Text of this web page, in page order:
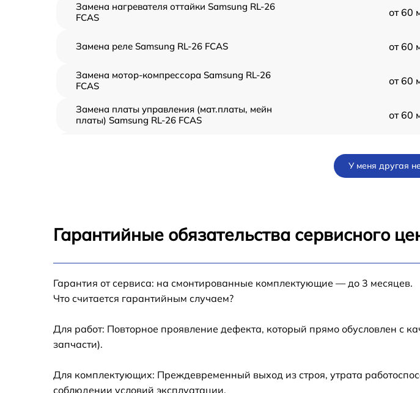
Замена нагревателя оттайки Samsung RL-26
FCAS
от 60
Замена реле Samsung RL-26 FCAS от 60
Замена мотор-компрессора Samsung RL-26
FCAS
от 60
Замена платы управления (мат.платы, мейн
платы) Samsung RL-26 FCAS
от 60
Замена электросхемы Samsung RL-26 FCAS от 60
Устранение засора трубопровода Samsung
Ремонт датчика морозильного отделения
У меня другая
Гарантийные обязательства сервисного
Гарантия от сервиса: на смонтированные комплектующие — до 3 месяцев.
Что считается гарантийным случаем?
Для работ: Повторное проявление дефекта, который прямо обусловлен с
запчасти).
Для комплектующих: Преждевременный выход из строя, утрата
соблюдении условий эксплуатации.